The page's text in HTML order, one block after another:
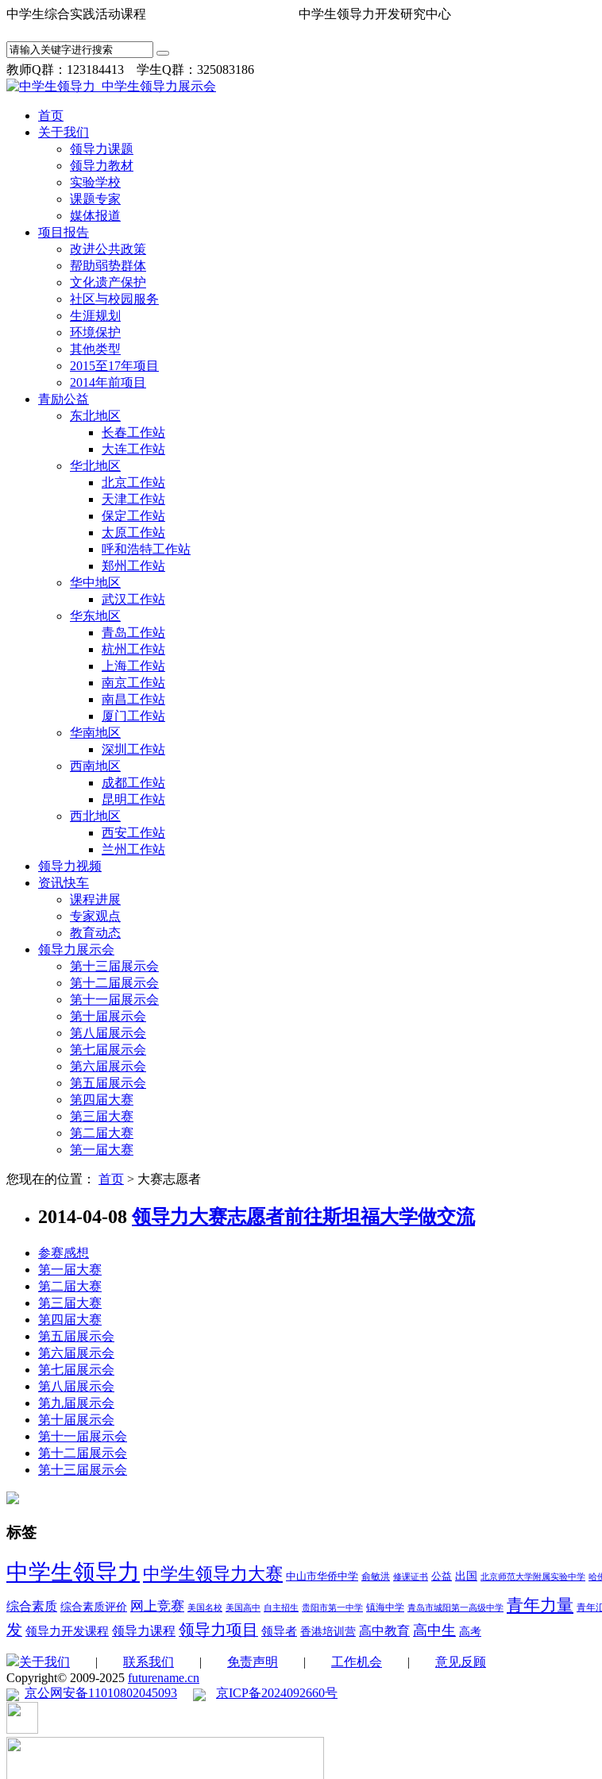
中学生综合实践活动课程 中学生领导力开发研究中心
教师Q群：123184413 学生Q群：325083186
首页
关于我们
领导力课题
领导力教材
实验学校
课题专家
媒体报道
项目报告
改进公共政策
帮助弱势群体
文化遗产保护
社区与校园服务
生涯规划
环境保护
其他类型
2015至17年项目
2014年前项目
青励公益
东北地区
长春工作站
大连工作站
华北地区
北京工作站
天津工作站
保定工作站
太原工作站
呼和浩特工作站
郑州工作站
华中地区
武汉工作站
华东地区
青岛工作站
杭州工作站
上海工作站
南京工作站
南昌工作站
厦门工作站
华南地区
深圳工作站
西南地区
成都工作站
昆明工作站
西北地区
西安工作站
兰州工作站
领导力视频
资讯快车
课程进展
专家观点
教育动态
领导力展示会
第十三届展示会
第十二届展示会
第十一届展示会
第十届展示会
第八届展示会
第七届展示会
第六届展示会
第五届展示会
第四届大赛
第三届大赛
第二届大赛
第一届大赛
您现在的位置： 首页 > 大赛志愿者
2014-04-08 领导力大赛志愿者前往斯坦福大学做交流
参赛感想
第一届大赛
第二届大赛
第三届大赛
第四届大赛
第五届展示会
第六届展示会
第七届展示会
第八届展示会
第九届展示会
第十届展示会
第十一届展示会
第十二届展示会
第十三届展示会
标签
中学生领导力 中学生领导力大赛 中山市华侨中学 俞敏洪 修课证书 公益 出国 北京师范大学附属实验中学 哈
综合素质 综合素质评价 网上竞赛 美国名校 美国高中 自主招生 贵阳市第一中学 镇海中学 青岛市城阳第一高级中学 青年力量 青年
发 领导力开发课程 领导力课程 领导力项目 领导者 香港培训营 高中教育 高中生 高考
关于我们 | 联系我们 | 免责声明 | 工作机会 | 意见反顾
Copyright© 2009-2025 futurename.cn
京公网安备11010802045093
京ICP备2024092660号